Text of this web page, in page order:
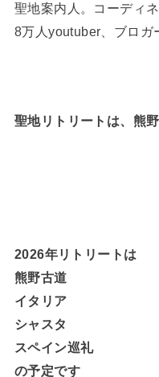
聖地案内人。コーディ
8万人youtuber、ブロガ
聖地リトリートは、熊
2026年リトリートは
熊野古道
イタリア
シャスタ
スペイン巡礼
の予定です